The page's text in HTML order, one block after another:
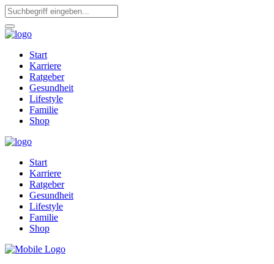
Start
Karriere
Ratgeber
Gesundheit
Lifestyle
Familie
Shop
Start
Karriere
Ratgeber
Gesundheit
Lifestyle
Familie
Shop